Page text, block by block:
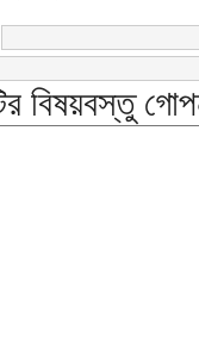
বিষয়বস্তু